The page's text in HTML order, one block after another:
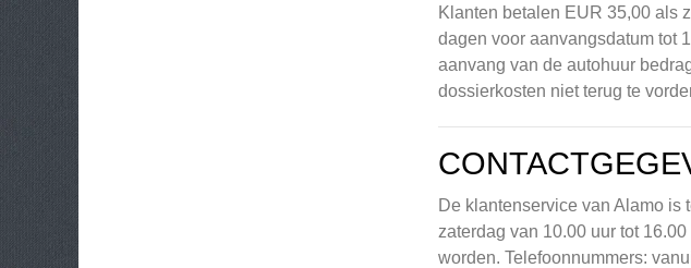
Klanten betalen EUR 35,00 als
dagen voor aanvangsdatum tot
aanvang van de autohuur
dossierkosten niet terug te
De klantenservice van Alamo is
zaterdag van 10.00 uur tot
worden. Telefoonnummers: